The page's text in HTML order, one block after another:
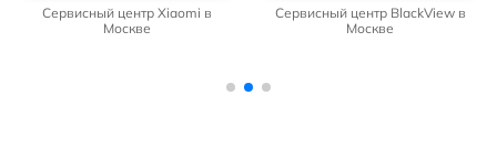
Сервисный центр Xiaomi в
Москве
Сервисный центр BlackView в
Москве